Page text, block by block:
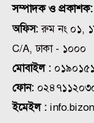
সম্পাদক ও প্রকাশক:
অফিস:রুম নং ০১,
C/A, ঢাকা - ১০০০
মোবাইল :
ফোন:
ইমেইল :